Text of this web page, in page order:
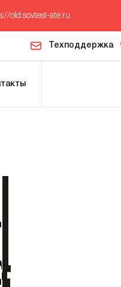
old.sovtest-ate.ru
Техподдержка